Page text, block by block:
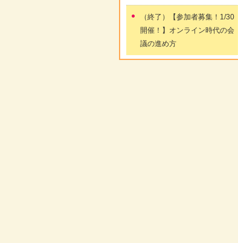
（終了）【参加者募集！1/30
開催！】オンライン時代の会
議の進め方